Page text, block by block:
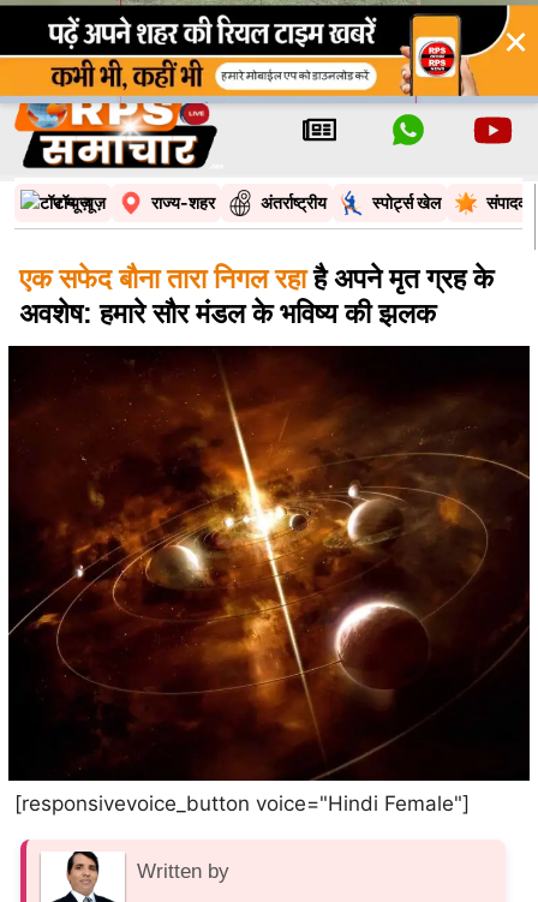
×
टॉप न्यूज़ राज्य-शहर अंतर्राष्ट्रीय स्पोर्ट्स खेल
एक सफेद बौना तारा निगल रहाहै अपने मृत ग्रह के
अवशेष: हमारे सौर मंडल के भविष्य की झलक
[responsivevoice_button voice="Hindi Female"]
Written by